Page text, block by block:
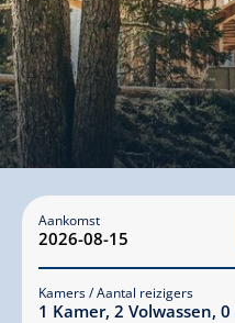
Aankomst
Kamers / Aantal reizigers
1 Kamer, 2 Volwassen, 0